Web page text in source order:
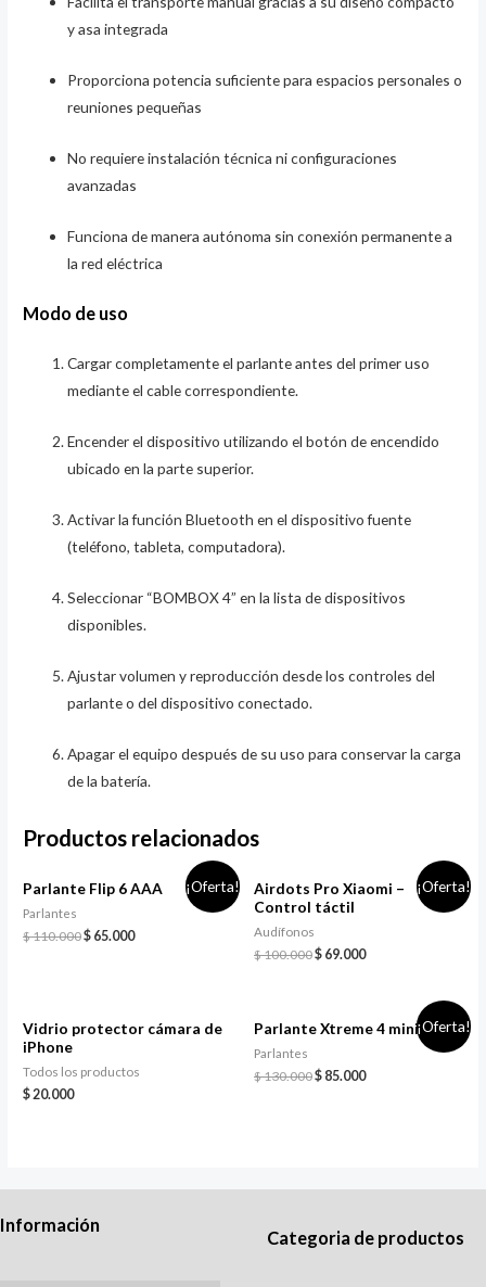
y asa integrada
Proporciona potencia suficiente para espacios personales o
reuniones pequeñas
No requiere instalación técnica ni configuraciones
avanzadas
Funciona de manera autónoma sin conexión permanente a
la red eléctrica
Modo de uso
Cargar completamente el parlante antes del primer uso
mediante el cable correspondiente.
Encender el dispositivo utilizando el botón de encendido
ubicado en la parte superior.
Activar la función Bluetooth en el dispositivo fuente
(teléfono, tableta, computadora).
Seleccionar “BOMBOX 4” en la lista de dispositivos
disponibles.
Ajustar volumen y reproducción desde los controles del
parlante o del dispositivo conectado.
Apagar el equipo después de su uso para conservar la carga
de la batería.
Productos relacionados
¡Oferta!
Parlante Flip 6 AAA
Parlantes
$110.000$ 65.000
¡Oferta!
Airdots Pro Xiaomi –
Control táctil
Audífonos
$100.000$ 69.000
Vidrio protector cámara de
iPhone
Todos los productos
$ 20.000
¡Oferta!
Parlante Xtreme 4 mini
Parlantes
$130.000$ 85.000
Información
Categoria de productos